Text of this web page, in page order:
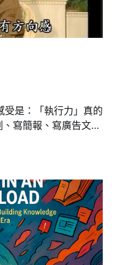
什麼冥想越
石」。 你走進矽谷任
冥想，
是：「執行力」真的
模型，很多東西就能
本來就
事情，然後努力把當
更危險：因為過去還
以後乾脆直接交給
，如果一
，有判斷、有取捨、